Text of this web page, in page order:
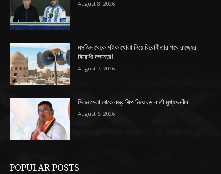
August 8, 2026
মসজিদ থেকে মাইক খোলা নিয়ে বিরোধীতার পথে রাজ্যের
বিরোধী দলনেতা!
August 7, 2026
মিলন মেলা থেকে বস্ত্র শিল্প নিয়ে বড় বার্তা মুখ্যমন্ত্রীর
August 6, 2026
POPULAR POSTS